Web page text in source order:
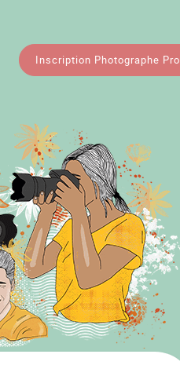
Inscription Photographe Pro